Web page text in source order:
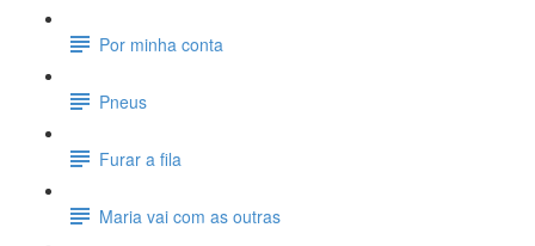
Por minha conta
Pneus
Furar a fila
Maria vai com as outras